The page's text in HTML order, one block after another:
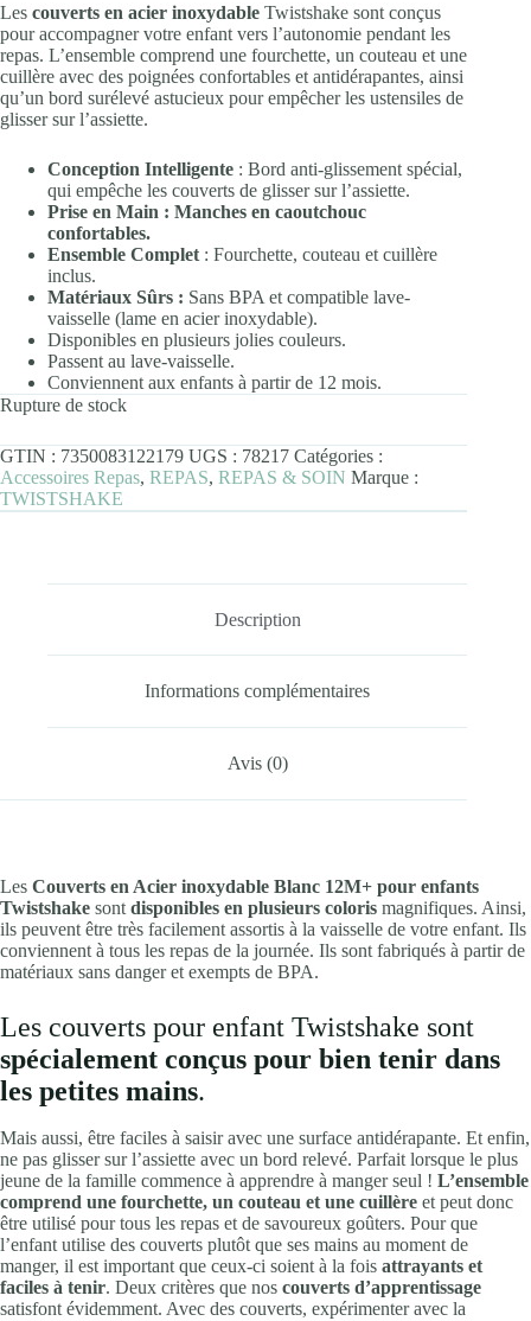
Les couverts en acier inoxydable Twistshake sont conçus
pour accompagner votre enfant vers l’autonomie pendant les
repas. L’ensemble comprend une fourchette, un couteau et une
cuillère avec des poignées confortables et antidérapantes, ainsi
qu’un bord surélevé astucieux pour empêcher les ustensiles de
glisser sur l’assiette.
Conception Intelligente : Bord anti-glissement spécial,
qui empêche les couverts de glisser sur l’assiette.
Prise en Main : Manches en caoutchouc
confortables.
Ensemble Complet : Fourchette, couteau et cuillère
inclus.
Matériaux Sûrs : Sans BPA et compatible lave-
vaisselle (lame en acier inoxydable).
Disponibles en plusieurs jolies couleurs.
Passent au lave-vaisselle.
Conviennent aux enfants à partir de 12 mois.
Rupture de stock
GTIN : 7350083122179 UGS : 78217 Catégories :
Accessoires Repas, REPAS, REPAS & SOIN Marque :
TWISTSHAKE
Description
Informations complémentaires
Avis (0)
Les Couverts en Acier inoxydable Blanc 12M+ pour enfants
Twistshake sont disponibles en plusieurs coloris magnifiques. Ainsi,
ils peuvent être très facilement assortis à la vaisselle de votre enfant. Ils
conviennent à tous les repas de la journée. Ils sont fabriqués à partir de
matériaux sans danger et exempts de BPA.
Les couverts pour enfant Twistshake sont
spécialement conçus pour bien tenir dans
les petites mains.
Mais aussi, être faciles à saisir avec une surface antidérapante. Et enfin,
ne pas glisser sur l’assiette avec un bord relevé. Parfait lorsque le plus
jeune de la famille commence à apprendre à manger seul ! L’ensemble
comprend une fourchette, un couteau et une cuillère et peut donc
être utilisé pour tous les repas et de savoureux goûters. Pour que
l’enfant utilise des couverts plutôt que ses mains au moment de
manger, il est important que ceux-ci soient à la fois attrayants et
faciles à tenir. Deux critères que nos couverts d’apprentissage
satisfont évidemment. Avec des couverts, expérimenter avec la